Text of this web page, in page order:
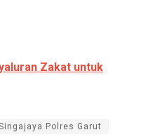
Zakat untuk
Polres Garut